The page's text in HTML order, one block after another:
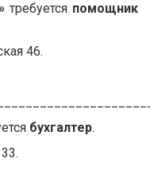
требуется помощник
46.
бухгалтер.